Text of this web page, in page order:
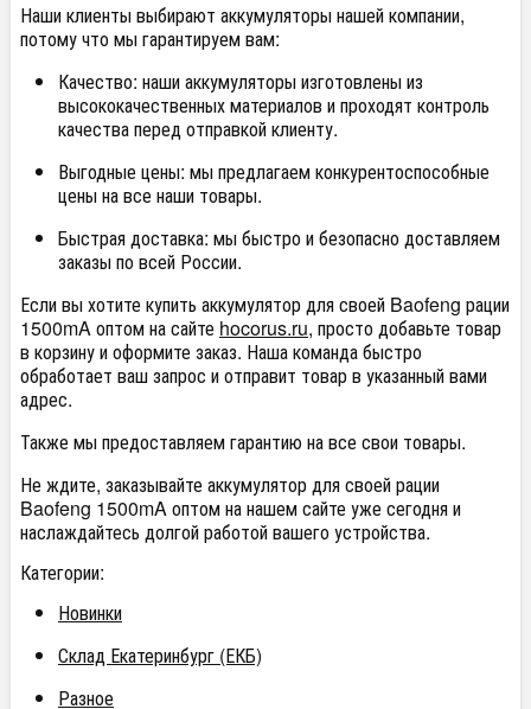
Наши клиенты выбирают аккумуляторы нашей компании,
потому что мы гарантируем вам:
Качество: наши аккумуляторы изготовлены из
высококачественных материалов и проходят контроль
качества перед отправкой клиенту.
Выгодные цены: мы предлагаем конкурентоспособные
цены на все наши товары.
Быстрая доставка: мы быстро и безопасно доставляем
заказы по всей России.
Если вы хотите купить аккумулятор для своей Baofeng рации
1500mA оптом на сайте hocorus.ru, просто добавьте товар
в корзину и оформите заказ. Наша команда быстро
обработает ваш запрос и отправит товар в указанный вами
адрес.
Также мы предоставляем гарантию на все свои товары.
Не ждите, заказывайте аккумулятор для своей рации
Baofeng 1500mA оптом на нашем сайте уже сегодня и
наслаждайтесь долгой работой вашего устройства.
Категории:
Новинки
Склад Екатеринбург (ЕКБ)
Разное